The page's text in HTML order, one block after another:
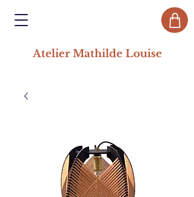
Atelier Mathilde Louise